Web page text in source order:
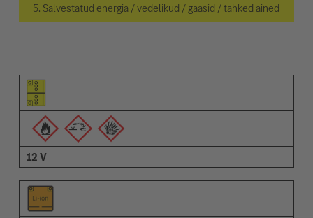
5. Salvestatud energia / vedelikud / gaasid / tahked ained
Osa pilt
Hoiatuste pilt
Kirjeldus
12 V